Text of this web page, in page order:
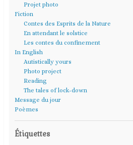
Projet photo
Fiction
Contes des Esprits de la Nature
En attendant le solstice
Les contes du confinement
In English
Autistically yours
Photo project
Reading
The tales of lock-down
Message du jour
Poèmes
Étiquettes